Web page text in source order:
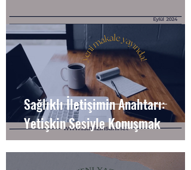
Sağlıklı İletişimin Anahtarı:
Yetişkin Sesiyle Konuşmak